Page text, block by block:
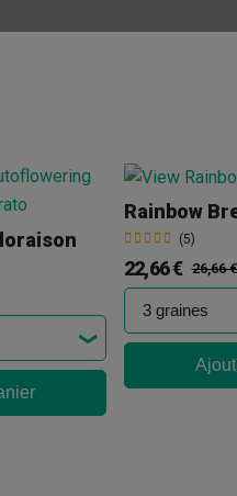
Rainbow
(5)
22,66 € 26,66 €